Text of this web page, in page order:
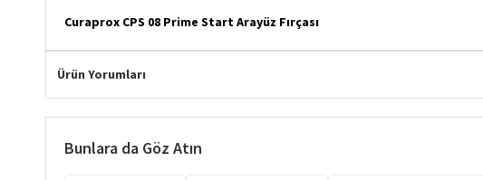
Curaprox CPS 08 Prime Start Arayüz Fırçası
Ürün Yorumları
Bunlara da Göz Atın